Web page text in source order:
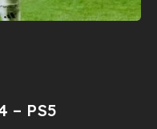
– PS5